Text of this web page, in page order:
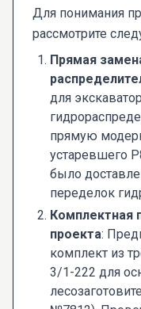
Для понимания
рассмотрите
Прямая
для
прямую
устаревшего
было
переделок
Комплектная
проекта:
комплект из
3/1-222 для